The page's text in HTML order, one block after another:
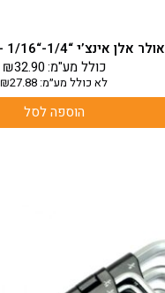
אולר אלן אינצ’י “1/4-“1/16 – 7 חלקים
₪32.90כולל מע"מ:
לא כולל מע״מ: ₪27.88
הוספה לסל